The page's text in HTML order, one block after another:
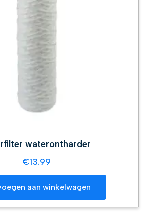
waterontharder
€13.99
aan winkelwagen